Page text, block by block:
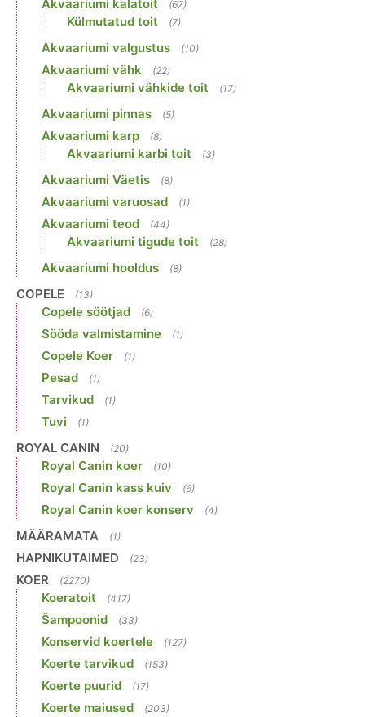
Akvaariumi kalatoit (67)
Külmutatud toit (7)
Akvaariumi valgustus (10)
Akvaariumi vähk (22)
Akvaariumi vähkide toit (17)
Akvaariumi pinnas (5)
Akvaariumi karp (8)
Akvaariumi karbi toit (3)
Akvaariumi Väetis (8)
Akvaariumi varuosad (1)
Akvaariumi teod (44)
Akvaariumi tigude toit (28)
Akvaariumi hooldus (8)
COPELE (13)
Copele söötjad (6)
Sööda valmistamine (1)
Copele Koer (1)
Pesad (1)
Tarvikud (1)
Tuvi (1)
ROYAL CANIN (20)
Royal Canin koer (10)
Royal Canin kass kuiv (6)
Royal Canin koer konserv (4)
MÄÄRAMATA (1)
HAPNIKUTAIMED (23)
KOER (2270)
Koeratoit (417)
Šampoonid (33)
Konservid koertele (127)
Koerte tarvikud (153)
Koerte puurid (17)
Koerte maiused (203)